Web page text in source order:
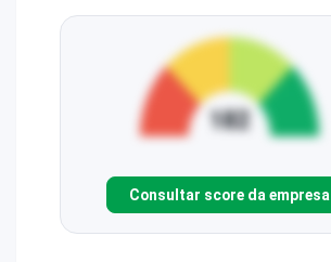
Consultar score da empresa